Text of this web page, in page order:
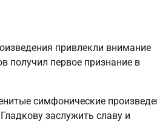
привлекли внимание
получил первое признание в
симфонические
заслужить славу и